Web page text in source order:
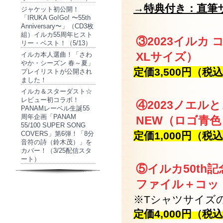
ジャケット初公開！
「IRUKA Go!Go! 〜55th
Anniversary〜」（CD3枚
組）イルカ55周年ヒスト
リー・ベスト！（5/13）
イルカ本人選曲！「さわ
やか・シーズン 春～夏」
プレイリストが公開され
ました！
イルカ＆スターダスト☆
レビュー初コラボ！
PANAMレーベル生誕55
周年企画「PANAM
55/100 SUPER SONG
COVERS」第6弾！「8分
音符の詩（鈴木茂）」を
カバー！（3/25配信スタ
ート）
→特典付き：直筆
③2023イルカ
XLサイズ）
定価3,500円（税
④2023ノエルと
NEW（ロゴ青
定価1,000円（税
⑤イルカ50th記
ファイル＋コ
※Tシャツサイズ
定価4,000円（税